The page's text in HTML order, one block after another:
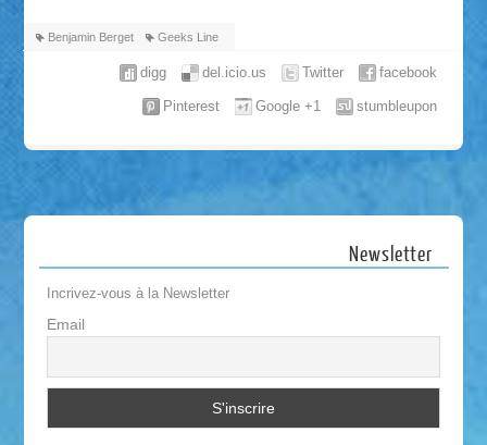
Benjamin Berget Geeks Line
facebook
Twitter
del.icio.us
digg
stumbleupon
Google +1
Pinterest
Newsletter
Incrivez-vous à la Newsletter
Email